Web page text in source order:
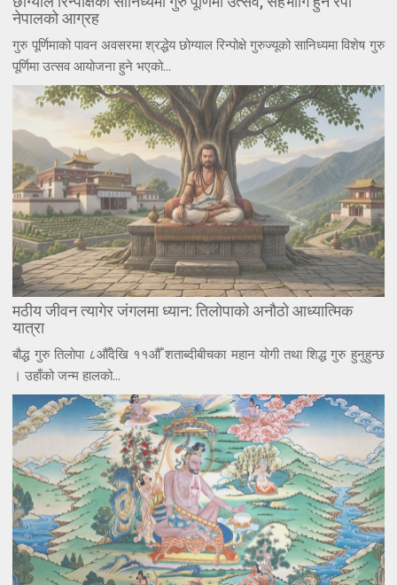
नेपालको आग्रह
गुरु पूर्णिमाको पावन अवसरमा श्रद्धेय छोग्याल रिन्पोक्षे गुरुज्यूको सानिध्यमा विशेष गुरु
पूर्णिमा उत्सव आयोजना हुने भएको...
मठीय जीवन त्यागेर जंगलमा ध्यान: तिलोपाको अनौठो आध्यात्मिक
यात्रा
बौद्ध गुरु तिलोपा ८औँदेखि ११औँ शताब्दीबीचका महान योगी तथा शिद्ध गुरु हुनुहुन्छ
। उहाँको जन्म हालको...